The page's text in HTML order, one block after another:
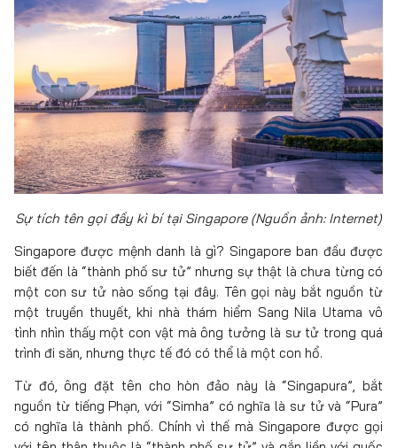
Sự tích tên gọi đầy kì bí tại Singapore (Nguồn ảnh: Internet)
Singapore được mệnh danh là gì? Singapore ban đầu được
biết đến là “thành phố sư tử” nhưng sự thật là chưa từng có
một con sư tử nào sống tại đây. Tên gọi này bắt nguồn từ
một truyền thuyết, khi nhà thám hiểm Sang Nila Utama vô
tình nhìn thấy một con vật mà ông tưởng là sư tử trong quá
trình đi săn, nhưng thực tế đó có thể là một con hổ.
Từ đó, ông đặt tên cho hòn đảo này là “Singapura”, bắt
nguồn từ tiếng Phạn, với “Simha” có nghĩa là sư tử và “Pura”
có nghĩa là thành phố. Chính vì thế mà Singapore được gọi